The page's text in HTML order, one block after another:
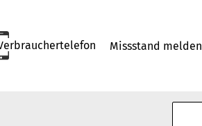
Missstand melden